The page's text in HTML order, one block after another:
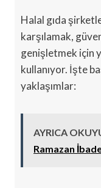
Halal gıda
karşılamak,
genişletmek için
kullanıyor. İşte
yaklaşımlar:
AYRICA
Ramazan